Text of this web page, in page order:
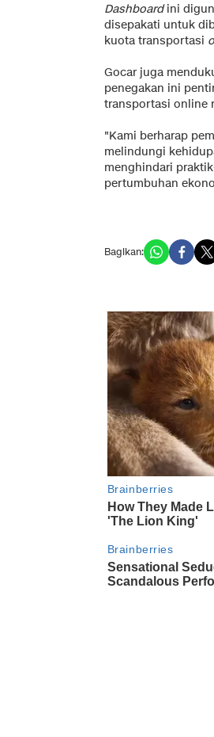
Dashboardini
disepakati untuk
kuota transportasi
Gocar juga
penegakan ini
transportasi online
"Kami berharap
melindungi
menghindari
pertumbuhan
Bagikan: